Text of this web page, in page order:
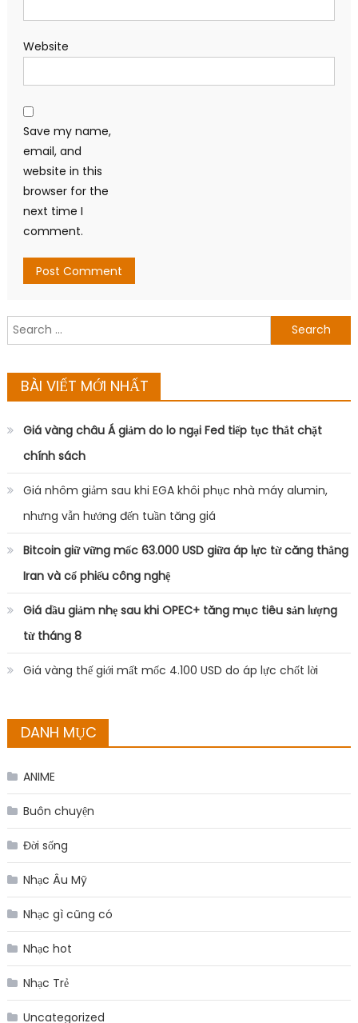
Website
Save my name,
email, and
website in this
browser for the
next time I
comment.
Search
for:
BÀI VIẾT MỚI NHẤT
Giá vàng châu Á giảm do lo ngại Fed tiếp tục thắt chặt
chính sách
Giá nhôm giảm sau khi EGA khôi phục nhà máy alumin,
nhưng vẫn hướng đến tuần tăng giá
Bitcoin giữ vững mốc 63.000 USD giữa áp lực từ căng thẳng
Iran và cổ phiếu công nghệ
Giá dầu giảm nhẹ sau khi OPEC+ tăng mục tiêu sản lượng
từ tháng 8
Giá vàng thế giới mất mốc 4.100 USD do áp lực chốt lời
DANH MỤC
ANIME
Buôn chuyện
Đời sống
Nhạc Âu Mỹ
Nhạc gì cũng có
Nhạc hot
Nhạc Trẻ
Uncategorized